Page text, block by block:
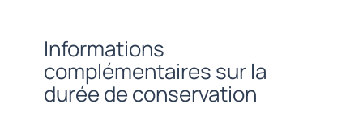
Informations
complémentaires sur la
durée de conservation